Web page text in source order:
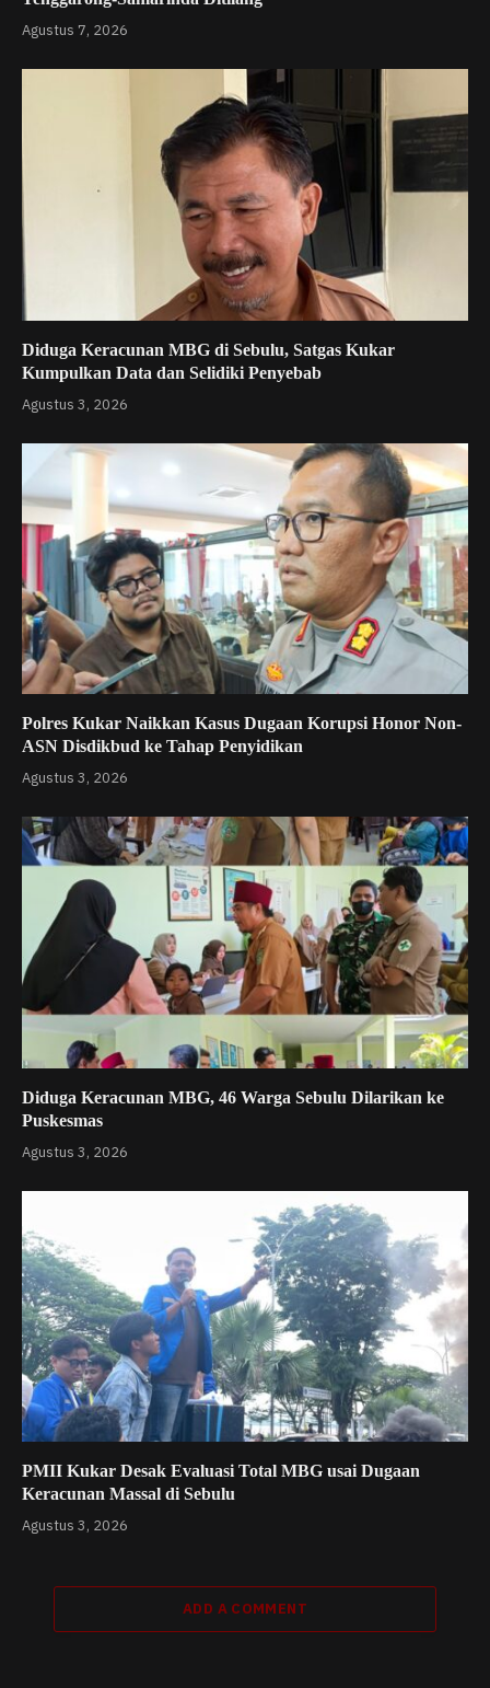
Agustus 7, 2026
Diduga Keracunan MBG di Sebulu, Satgas Kukar
Kumpulkan Data dan Selidiki Penyebab
Agustus 3, 2026
Polres Kukar Naikkan Kasus Dugaan Korupsi Honor Non-
ASN Disdikbud ke Tahap Penyidikan
Agustus 3, 2026
Diduga Keracunan MBG, 46 Warga Sebulu Dilarikan ke
Puskesmas
Agustus 3, 2026
PMII Kukar Desak Evaluasi Total MBG usai Dugaan
Keracunan Massal di Sebulu
Agustus 3, 2026
ADD A COMMENT